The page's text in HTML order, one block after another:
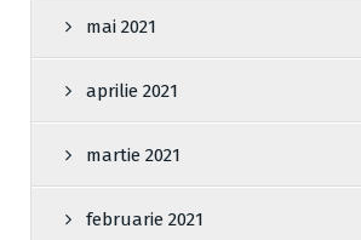
mai 2021
aprilie 2021
martie 2021
februarie 2021